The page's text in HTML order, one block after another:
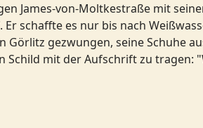
James-von-Moltkestraße mit
schaffte es nur bis nach
gezwungen, seine Schuhe
mit der Aufschrift zu tragen: